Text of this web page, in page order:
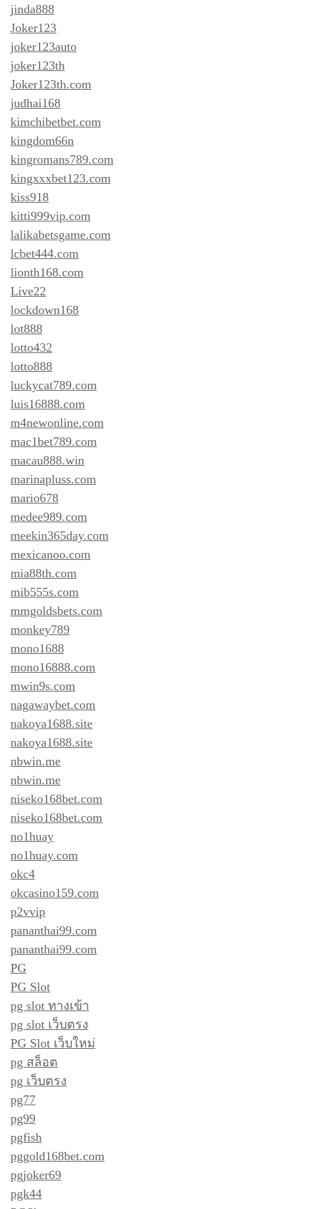
jinda888
Joker123
joker123auto
joker123th
Joker123th.com
judhai168
kimchibetbet.com
kingdom66n
kingromans789.com
kingxxxbet123.com
kiss918
kitti999vip.com
lalikabetsgame.com
lcbet444.com
lionth168.com
Live22
lockdown168
lot888
lotto432
lotto888
luckycat789.com
luis16888.com
m4newonline.com
mac1bet789.com
macau888.win
marinapluss.com
mario678
medee989.com
meekin365day.com
mexicanoo.com
mia88th.com
mib555s.com
mmgoldsbets.com
monkey789
mono1688
mono16888.com
mwin9s.com
nagawaybet.com
nakoya1688.site
nakoya1688.site
nbwin.me
nbwin.me
niseko168bet.com
niseko168bet.com
no1huay
no1huay.com
okc4
okcasino159.com
p2vvip
pananthai99.com
pananthai99.com
PG
PG Slot
pg slot ทางเข้า
pg slot เว็บตรง
PG Slot เว็บใหม่
pg สล็อต
pg เว็บตรง
pg77
pg99
pgfish
pggold168bet.com
pgjoker69
pgk44